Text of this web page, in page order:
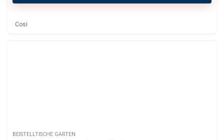
Cosi
BEISTELLTISCHE GARTEN